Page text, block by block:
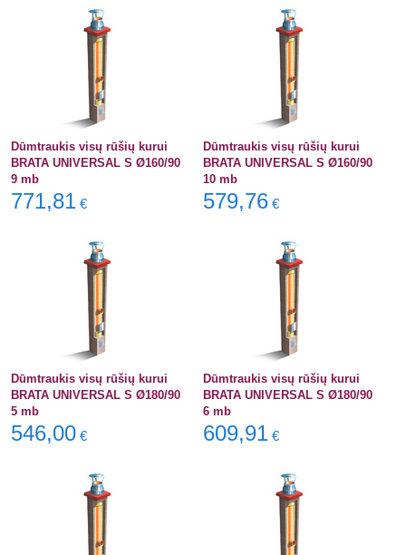
Dūmtraukis visų rūšių kurui
BRATA UNIVERSAL S Ø160/90
9 mb
771,81 €
Dūmtraukis visų rūšių kurui
BRATA UNIVERSAL S Ø160/90
10 mb
579,76 €
Dūmtraukis visų rūšių kurui
BRATA UNIVERSAL S Ø180/90
5 mb
546,00 €
Dūmtraukis visų rūšių kurui
BRATA UNIVERSAL S Ø180/90
6 mb
609,91 €